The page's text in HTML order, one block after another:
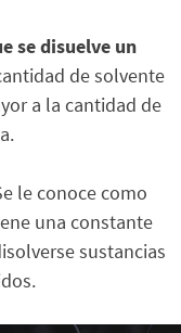
se disuelve un
de solvente
a la cantidad de
le conoce como
una constante
sustancias